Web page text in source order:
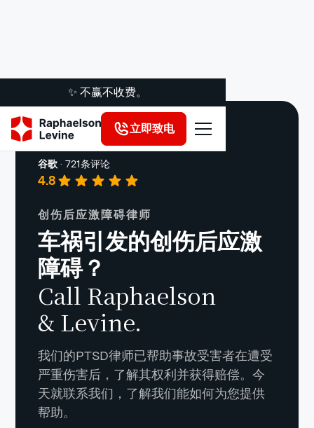
✨ 不赢不收费。
立即致电
人身伤害
谷歌 · 721条评论
4.8
创伤后应激障碍律师
车祸引发的创伤后应激
障碍？
Call Raphaelson
& Levine.
我们的PTSD律师已帮助事故受害者在遭受
严重伤害后，了解其权利并获得赔偿。今
天就联系我们，了解我们能如何为您提供
帮助。